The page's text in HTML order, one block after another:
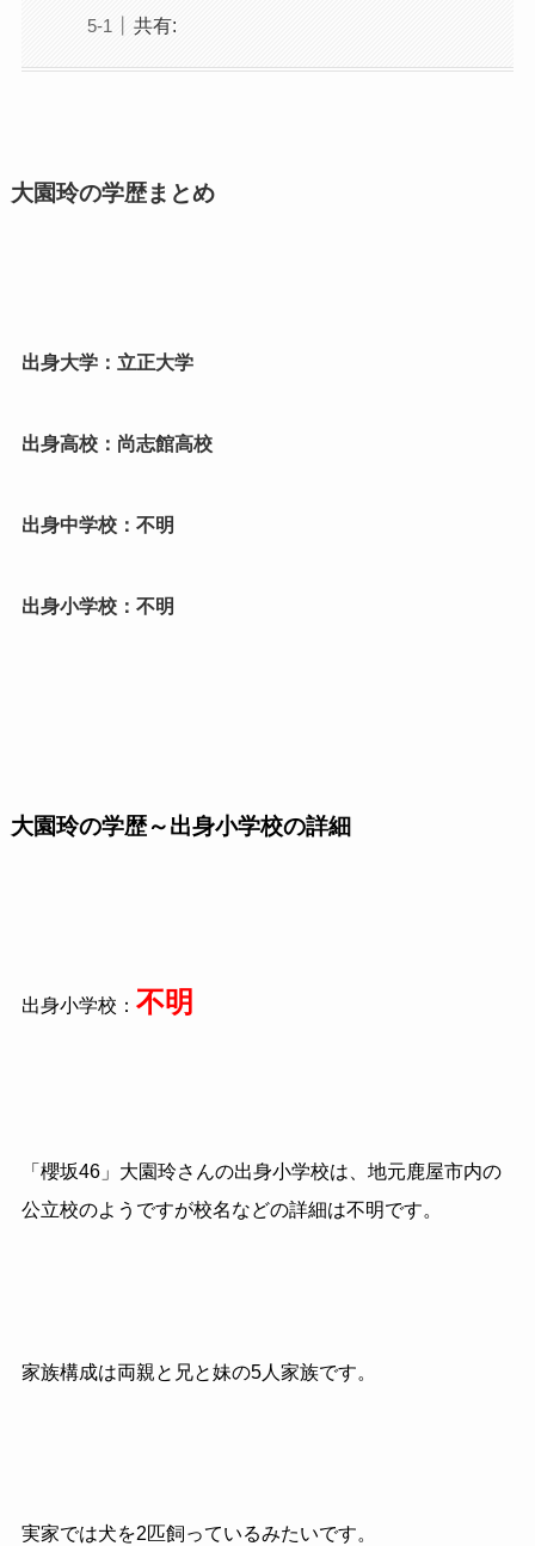
共有:
大園玲の学歴まとめ
出身大学：立正大学
出身高校：尚志館高校
出身中学校：不明
出身小学校：不明
大園玲の学歴～出身小学校の詳細
出身小学校： 不明
「櫻坂46」大園玲さんの出身小学校は、地元鹿屋市内の
公立校のようですが校名などの詳細は不明です。
家族構成は両親と兄と妹の5人家族です。
実家では犬を2匹飼っているみたいです。